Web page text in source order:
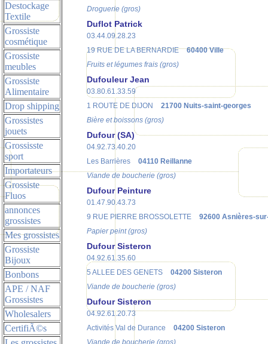
Destockage
Textile
Grossiste
cosmétique
Grossiste
meubles
Grossiste
Alimentaire
Drop shipping
Grossistes
jouets
Grossisste
sport
Importateurs
Grossiste
Fluos
annonces
grossistes
Mes grossistes
Grossiste
Bijoux
Bonbons
APE / NAF
Grossistes
Wholesalers
CertifiÃ©s
Droguerie (gros)
Duflot Patrick
03.44.09.28.23
19 RUE DE LA BERNARDIE
60400 Ville
Fruits et légumes frais (gros)
Dufouleur Jean
03.80.61.33.59
1 ROUTE DE DIJON
21700 Nuits-saint-georges
Bière et boissons (gros)
Dufour (SA)
04.92.73.40.20
Les Barrières
04110 Reillanne
Viande de boucherie (gros)
Dufour Peinture
01.47.90.43.73
9 RUE PIERRE BROSSOLETTE
92600 Asnières-
Papier peint (gros)
Dufour Sisteron
04.92.61.35.60
5 ALLEE DES GENETS
04200 Sisteron
Viande de boucherie (gros)
Dufour Sisteron
04.92.61.20.73
Activités Val de Durance
04200 Sisteron